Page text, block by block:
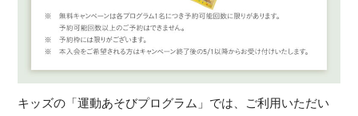
キッズの「運動あそびプログラム」では、ご利用いただい